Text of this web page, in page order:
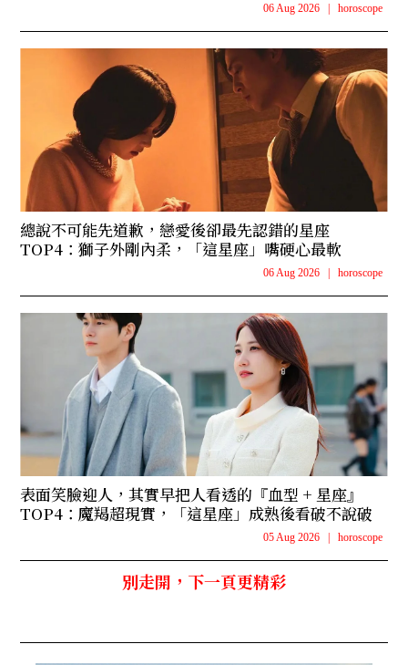
06 Aug 2026 horoscope
總說不可能先道歉，戀愛後卻最先認錯的星座
TOP4：獅子外剛內柔，「這星座」嘴硬心最軟
06 Aug 2026 horoscope
表面笑臉迎人，其實早把人看透的『血型 + 星座』
TOP4：魔羯超現實，「這星座」成熟後看破不說破
05 Aug 2026 horoscope
別走開，下一頁更精彩